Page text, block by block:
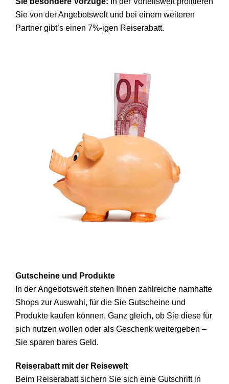
Sie von derAngebotsweltund bei einem weiteren
Partner gibt’s einen 7%-igen Reiserabatt.
Gutscheine und Produkte
In der Angebotsweltstehen Ihnen zahlreiche namhafte
Shops zur Auswahl, für die Sie Gutscheine und
Produkte kaufen können. Ganz gleich, ob Sie diese für
sich nutzen wollen oder als Geschenk weitergeben –
Sie sparen bares Geld.
Reiserabatt mit der Reisewelt
Beim Reiserabatt sichern Sie sich eine Gutschrift in